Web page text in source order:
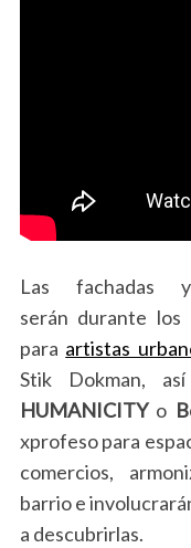
Las fachadas
serán durante los
para artistas
Stik Dokman,
HUMANICITYo
xprofeso ​para
comercios,
barrio e
a descubrirlas.